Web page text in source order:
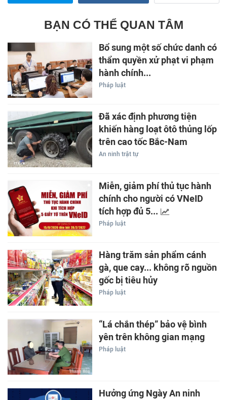
BẠN CÓ THỂ QUAN TÂM
Bổ sung một số chức danh có
thẩm quyền xử phạt vi phạm
hành chính...
Pháp luật
Đã xác định phương tiện
khiến hàng loạt ôtô thủng lốp
trên cao tốc Bắc-Nam
An ninh trật tự
Miễn, giảm phí thủ tục hành
chính cho người có VNeID
tích hợp đủ 5...
Pháp luật
Hàng trăm sản phẩm cánh
gà, que cay... không rõ nguồn
gốc bị tiêu hủy
Pháp luật
“Lá chắn thép” bảo vệ bình
yên trên không gian mạng
Pháp luật
Hưởng ứng Ngày An ninh